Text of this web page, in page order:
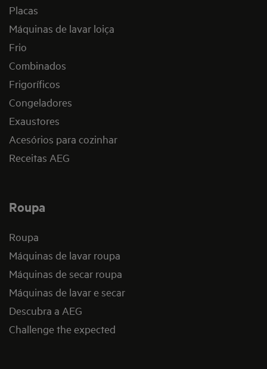
Placas
Máquinas de lavar loiça
Frio
Combinados
Frigoríficos
Congeladores
Exaustores
Acesórios para cozinhar
Receitas AEG
Roupa
Roupa
Máquinas de lavar roupa
Máquinas de secar roupa
Máquinas de lavar e secar
Descubra a AEG
Challenge the expected